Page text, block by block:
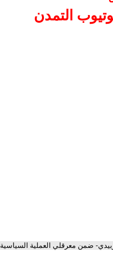
التمدن
ضمن معرقلي العملية السياسية